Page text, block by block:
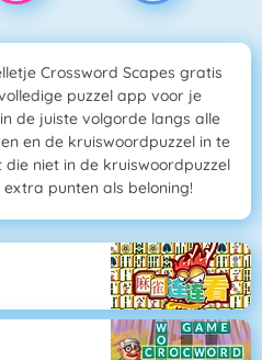
Crossword Scapes gratis
puzzel app voor je
de juiste volgorde langs alle
en de kruiswoordpuzzel in te
niet in de kruiswoordpuzzel
punten als beloning!